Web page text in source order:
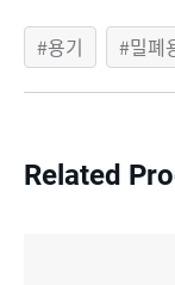
용기 밀폐
Related